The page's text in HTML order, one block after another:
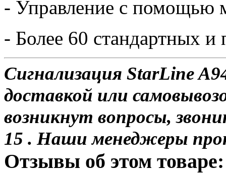
- Управление с помощью
- Более 60 стандартных
Сигнализация StarLine
доставкой или
возникнут вопросы,
15 . Наши менеджеры
Отзывы об этом товаре: